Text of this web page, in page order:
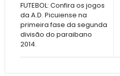
FUTEBOL: Confira os jogos
da A.D. Picuiense na
primeira fase da segunda
divisão do paraibano
2014.